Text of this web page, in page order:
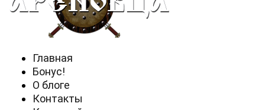
Главная
Бонус!
О блоге
Контакты